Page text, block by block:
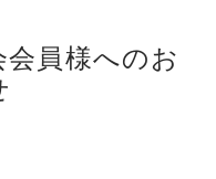
員様へのお